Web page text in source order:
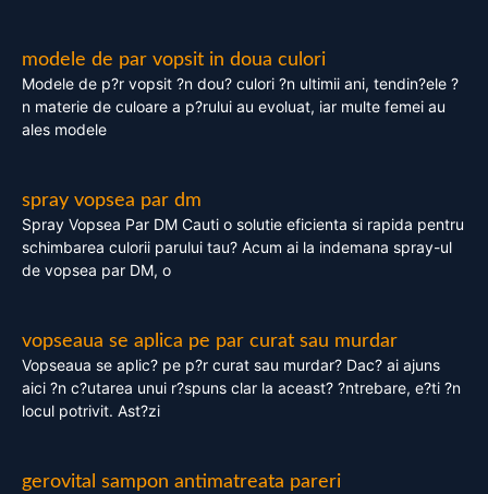
modele de par vopsit in doua culori
Modele de p?r vopsit ?n dou? culori ?n ultimii ani, tendin?ele ?
n materie de culoare a p?rului au evoluat, iar multe femei au
ales modele
spray vopsea par dm
Spray Vopsea Par DM Cauti o solutie eficienta si rapida pentru
schimbarea culorii parului tau? Acum ai la indemana spray-ul
de vopsea par DM, o
vopseaua se aplica pe par curat sau murdar
Vopseaua se aplic? pe p?r curat sau murdar? Dac? ai ajuns
aici ?n c?utarea unui r?spuns clar la aceast? ?ntrebare, e?ti ?n
locul potrivit. Ast?zi
gerovital sampon antimatreata pareri